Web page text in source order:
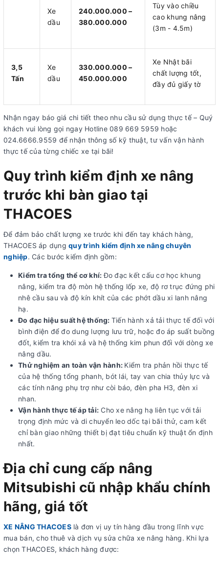
Xe
dầu
240.000.000 –
380.000.000
Tùy vào chiều
cao khung nâng
(3m - 4.5m)
3,5
Tấn
Xe
dầu
330.000.000 –
450.000.000
Xe Nhật bãi
chất lượng tốt,
đầy đủ giấy tờ
Nhận ngay báo giá chi tiết theo nhu cầu sử dụng thực tế – Quý
khách vui lòng gọi ngay Hotline 089 669 5959 hoặc
024.6666.9559 để nhận thông số kỹ thuật, tư vấn vận hành
thực tế của từng chiếc xe tại bãi!
Quy trình kiểm định xe nâng
trước khi bàn giao tại
THACOES
Để đảm bảo chất lượng xe trước khi đến tay khách hàng,
THACOES áp dụng quy trình kiểm định xe nâng chuyên
nghiệp. Các bước kiểm định gồm:
Kiểm tra tổng thể cơ khí:Đo đạc kết cấu cơ học khung
nâng, kiểm tra độ mòn hệ thống lốp xe, độ rơ trục đứng phi
nhê cầu sau và độ kín khít của các phớt dầu xi lanh nâng
hạ.
Đo đạc hiệu suất hệ thống: Tiến hành xả tải thực tế đối với
bình điện để đo dung lượng lưu trữ, hoặc đo áp suất buồng
đốt, kiểm tra khói xả và hệ thống kim phun đối với dòng xe
nâng dầu.
Thử nghiệm an toàn vận hành: Kiểm tra phản hồi thực tế
của hệ thống tổng phanh, bót lái, tay van chia thủy lực và
các tính năng phụ trợ như còi báo, đèn pha H3, đèn xi
nhan.
Vận hành thực tế áp tải: Cho xe nâng hạ liên tục với tải
trọng định mức và di chuyển leo dốc tại bãi thử, cam kết
chỉ bàn giao những thiết bị đạt tiêu chuẩn kỹ thuật ổn định
nhất.
Địa chỉ cung cấp nâng
Mitsubishi cũ nhập khẩu chính
hãng, giá tốt
XE NÂNG THACOESlà đơn vị uy tín hàng đầu trong lĩnh vực
mua bán, cho thuê và dịch vụ sửa chữa xe nâng hàng. Khi lựa
chọn THACOES, khách hàng được: